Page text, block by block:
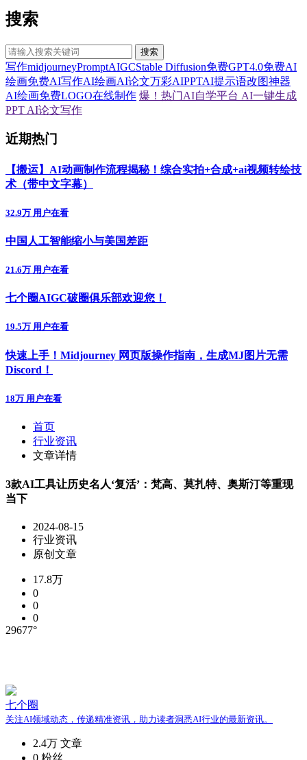
搜索
搜索
写作midjourneyPromptAIGCStable Diffusion免费GPT4.0免费AI
绘画免费AI写作AI绘画AI论文万彩AIPPTAI提示语改图神器
AI绘画免费LOGO在线制作 爆！热门AI自学平台 AI一键生成
PPT AI论文写作
近期热门
【搬运】AI动画制作流程揭秘！综合实拍+合成+ai视频转绘技
术（带中文字幕）
32.9万 用户在看
中国人工智能缩小与美国差距
21.6万 用户在看
七个圈AIGC破圈俱乐部欢迎您！
19.5万 用户在看
快速上手！Midjourney 网页版操作指南，生成MJ图片无需
Discord！
18万 用户在看
首页
行业资讯
文章详情
3款AI工具让历史名人‘复活’：梵高、莫扎特、奥斯汀等重现
当下
2024-08-15
行业资讯
原创文章
17.8万
0
0
0
29677°
七个圈
关注AI领域动态，传递精准资讯，助力读者洞悉AI行业的最新资讯。
2.4万 文章